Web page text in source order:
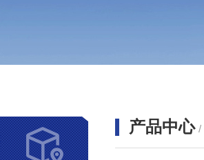
产品中心 /